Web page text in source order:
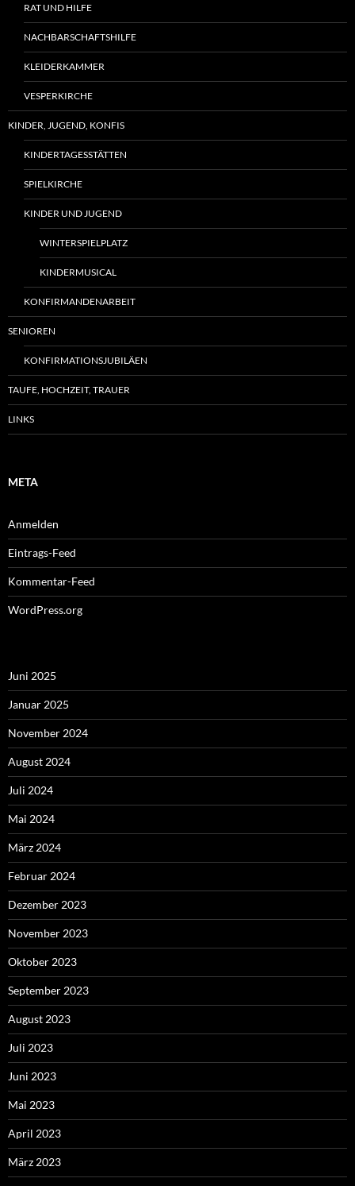
RAT UND HILFE
NACHBARSCHAFTSHILFE
KLEIDERKAMMER
VESPERKIRCHE
KINDER, JUGEND, KONFIS
KINDERTAGESSTÄTTEN
SPIELKIRCHE
KINDER UND JUGEND
WINTERSPIELPLATZ
KINDERMUSICAL
KONFIRMANDENARBEIT
SENIOREN
KONFIRMATIONSJUBILÄEN
TAUFE, HOCHZEIT, TRAUER
LINKS
META
Anmelden
Eintrags-Feed
Kommentar-Feed
WordPress.org
Juni 2025
Januar 2025
November 2024
August 2024
Juli 2024
Mai 2024
März 2024
Februar 2024
Dezember 2023
November 2023
Oktober 2023
September 2023
August 2023
Juli 2023
Juni 2023
Mai 2023
April 2023
März 2023